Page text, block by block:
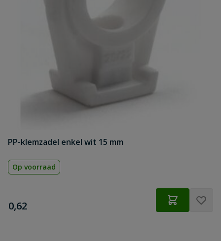
PP-klemzadel enkel wit 15 mm
Op voorraad
€
0,62